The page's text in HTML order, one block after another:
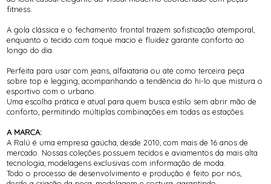
fitness.
A gola clássica e o fechamento frontal trazem sofisticação atemporal,
enquanto o tecido com toque macio e fluidez garante conforto ao
longo do dia.
Perfeita para usar com jeans, alfaiataria ou até como terceira peça
sobre top e legging, acompanhando a tendência do hi-lo que mistura o
esportivo com o urbano.
Uma escolha prática e atual para quem busca estilo sem abrir mão de
conforto, permitindo múltiplas combinações em todas as estações.
A MARCA:
A Ralú é uma empresa gaúcha, desde 2010, com mais de 16 anos de
mercado. Nossas coleções possuem tecidos e aviamentos da mais alta
tecnologia, modelagens exclusivas com informação de moda.
Todo o processo de desenvolvimento e produção é feito por nós,